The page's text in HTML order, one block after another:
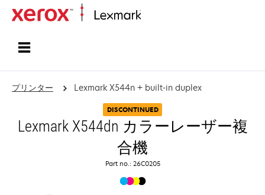
プリンター Lexmark X544n + built-in duplex
DISCONTINUED
Lexmark X544dn カラーレーザー複
合機
Part no.: 26C0205